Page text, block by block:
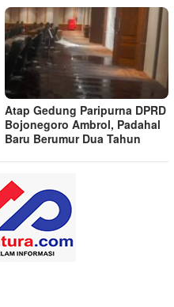
Atap Gedung Paripurna DPRD
Bojonegoro Ambrol, Padahal
Baru Berumur Dua Tahun